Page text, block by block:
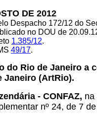
DE 2012
Despacho 172/12 do
no DOU de
1.385/12.
49/17.
do Rio de Janeiro a
Janeiro (ArtRio).
- CONFAZ, na
nº 24, de 7